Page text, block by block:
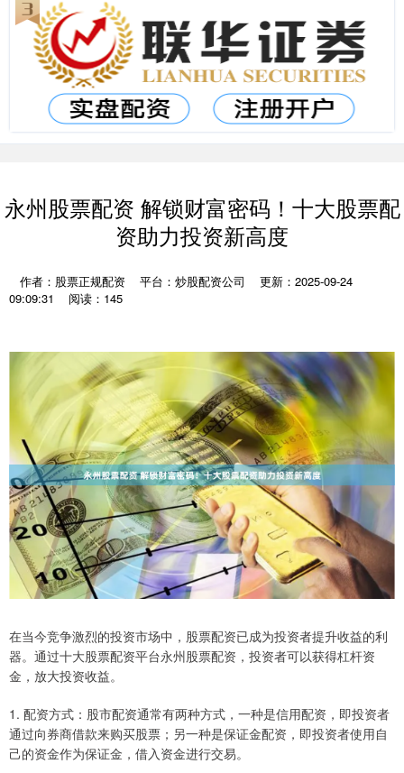
永州股票配资 解锁财富密码！十大股票配
资助力投资新高度
作者：股票正规配资 平台：炒股配资公司
更新：2025-09-24
09:09:31
阅读：145
在当今竞争激烈的投资市场中，股票配资已成为投资者提升收益的利
器。通过十大股票配资平台永州股票配资，投资者可以获得杠杆资
金，放大投资收益。
1. 配资方式：股市配资通常有两种方式，一种是信用配资，即投资者
通过向券商借款来购买股票；另一种是保证金配资，即投资者使用自
己的资金作为保证金，借入资金进行交易。